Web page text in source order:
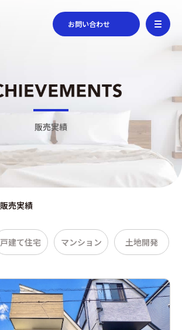
お問い合わせ
販売実績
販売実績
戸建て住宅 マンション 土地開発